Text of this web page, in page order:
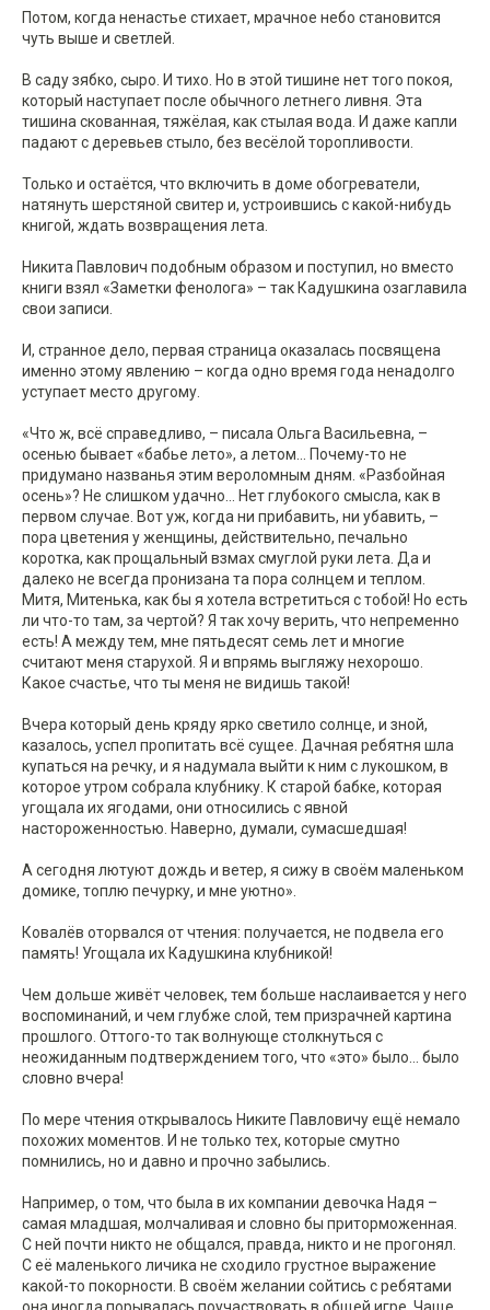
Потом, когда ненастье стихает, мрачное небо становится
чуть выше и светлей.
В саду зябко, сыро. И тихо. Но в этой тишине нет того покоя,
который наступает после обычного летнего ливня. Эта
тишина скованная, тяжёлая, как стылая вода. И даже капли
падают с деревьев стыло, без весёлой торопливости.
Только и остаётся, что включить в доме обогреватели,
натянуть шерстяной свитер и, устроившись с какой-нибудь
книгой, ждать возвращения лета.
Никита Павлович подобным образом и поступил, но вместо
книги взял «Заметки фенолога» – так Кадушкина озаглавила
свои записи.
И, странное дело, первая страница оказалась посвящена
именно этому явлению – когда одно время года ненадолго
уступает место другому.
«Что ж, всё справедливо, – писала Ольга Васильевна, –
осенью бывает «бабье лето», а летом... Почему-то не
придумано названья этим вероломным дням. «Разбойная
осень»? Не слишком удачно... Нет глубокого смысла, как в
первом случае. Вот уж, когда ни прибавить, ни убавить, –
пора цветения у женщины, действительно, печально
коротка, как прощальный взмах смуглой руки лета. Да и
далеко не всегда пронизана та пора солнцем и теплом.
Митя, Митенька, как бы я хотела встретиться с тобой! Но есть
ли что-то там, за чертой? Я так хочу верить, что непременно
есть! А между тем, мне пятьдесят семь лет и многие
считают меня старухой. Я и впрямь выгляжу нехорошо.
Какое счастье, что ты меня не видишь такой!
Вчера который день кряду ярко светило солнце, и зной,
казалось, успел пропитать всё сущее. Дачная ребятня шла
купаться на речку, и я надумала выйти к ним с лукошком, в
которое утром собрала клубнику. К старой бабке, которая
угощала их ягодами, они относились с явной
настороженностью. Наверно, думали, сумасшедшая!
А сегодня лютуют дождь и ветер, я сижу в своём маленьком
домике, топлю печурку, и мне уютно».
Ковалёв оторвался от чтения: получается, не подвела его
память! Угощала их Кадушкина клубникой!
Чем дольше живёт человек, тем больше наслаивается у него
воспоминаний, и чем глубже слой, тем призрачней картина
прошлого. Оттого-то так волнующе столкнуться с
неожиданным подтверждением того, что «это» было... было
словно вчера!
По мере чтения открывалось Никите Павловичу ещё немало
похожих моментов. И не только тех, которые смутно
помнились, но и давно и прочно забылись.
Например, о том, что была в их компании девочка Надя –
самая младшая, молчаливая и словно бы приторможенная.
С ней почти никто не общался, правда, никто и не прогонял.
С её маленького личика не сходило грустное выражение
какой-то покорности. В своём желании сойтись с ребятами